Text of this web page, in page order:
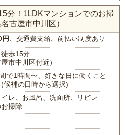
分！1LDKマンションでのお掃
古屋市中川区）
円 、交通費支給、前払い制度あり
歩15分
屋市中川区付近）
で1時間〜、好きな日に働くこと
候補の日時から選択)
レ、お風呂、洗面所、リビン
掃除